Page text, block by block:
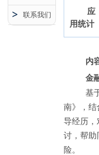
联系我们
应
用统计
内
金
基
南》，结
导经历，
讨，帮助
险。